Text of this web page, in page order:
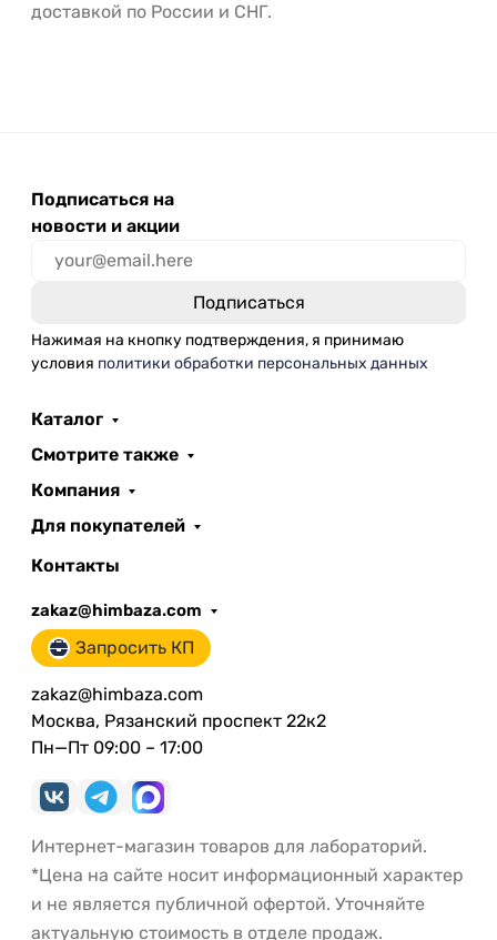
доставкой по России и СНГ.
Подписаться на
новости и акции
Нажимая на кнопку подтверждения, я принимаю
условия политики обработки персональных данных
Каталог
Смотрите также
Компания
Для покупателей
Контакты
zakaz@himbaza.com
Запросить КП
zakaz@himbaza.com
Москва, Рязанский проспект 22к2
Пн—Пт 09:00 – 17:00
Интернет-магазин товаров для лабораторий.
*Цена на сайте носит информационный характер
и не является публичной офертой. Уточняйте
актуальную стоимость в отделе продаж.